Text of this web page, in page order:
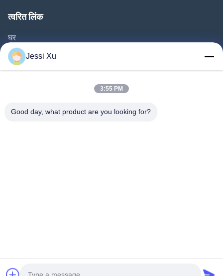
त्वरित लिंक
घर
उत्पाद
वीडियो
फैक्टरी यात्रा
Jessi Xu
3:55 PM
Good day, what product are you looking for?